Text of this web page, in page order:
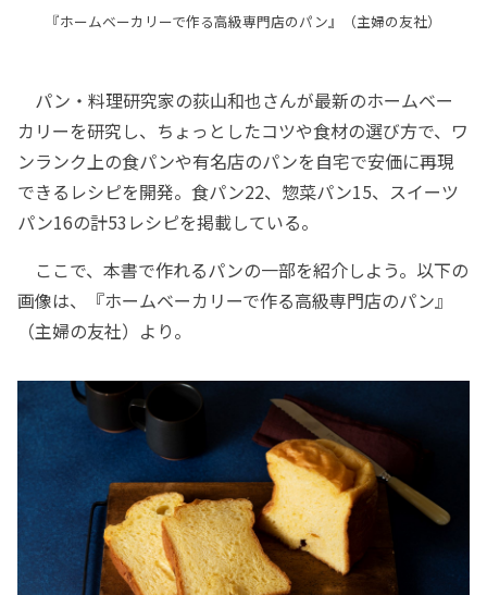
『ホームベーカリーで作る高級専門店のパン』（主婦の友社）
パン・料理研究家の荻山和也さんが最新のホームベー
カリーを研究し、ちょっとしたコツや食材の選び方で、ワ
ンランク上の食パンや有名店のパンを自宅で安価に再現
できるレシピを開発。食パン22、惣菜パン15、スイーツ
パン16の計53レシピを掲載している。
ここで、本書で作れるパンの一部を紹介しよう。以下の
画像は、『ホームベーカリーで作る高級専門店のパン』
（主婦の友社）より。